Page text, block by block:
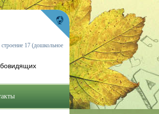
17 (дошкольное